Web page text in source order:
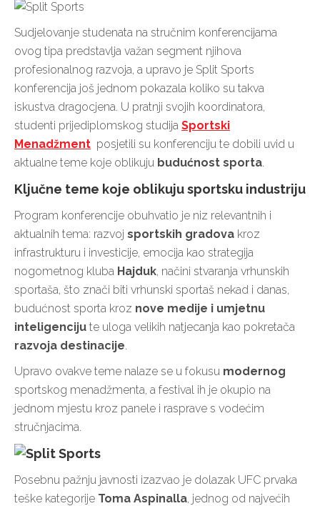
Sudjelovanje studenata na stručnim konferencijama
ovog tipa predstavlja važan segment njihova
profesionalnog razvoja, a upravo je Split Sports
konferencija još jednom pokazala koliko su takva
iskustva dragocjena. U pratnji svojih koordinatora,
studenti prijediplomskog studija Sportski
Menadžment posjetili su konferenciju te dobili uvid u
aktualne teme koje oblikuju budućnost sporta.
Ključne teme koje oblikuju sportsku industriju
Program konferencije obuhvatio je niz relevantnih i
aktualnih tema: razvoj sportskih gradova kroz
infrastrukturu i investicije, emocija kao strategija
nogometnog kluba Hajduk, načini stvaranja vrhunskih
sportaša, što znači biti vrhunski sportaš nekad i danas,
budućnost sporta kroz nove medije i umjetnu
inteligenciju te uloga velikih natjecanja kao pokretača
razvoja destinacije.
Upravo ovakve teme nalaze se u fokusu modernog
sportskog menadžmenta, a festival ih je okupio na
jednom mjestu kroz panele i rasprave s vodećim
stručnjacima.
Posebnu pažnju javnosti izazvao je dolazak UFC prvaka
teške kategorije Toma Aspinalla, jednog od najvećih